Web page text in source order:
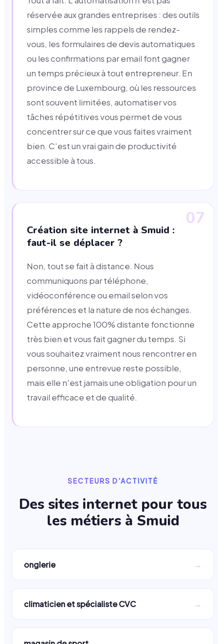
réservée aux grandes entreprises : des outils
simples comme les rappels de rendez-
vous, les formulaires de devis automatiques
ou les confirmations par email font gagner
un temps précieux à tout entrepreneur. En
province de Luxembourg, où les ressources
sont souvent limitées, automatiser vos
tâches répétitives vous permet de vous
concentrer sur ce que vous faites vraiment
bien. C'est un vrai gain de productivité
accessible à tous.
07
Création site internet à Smuid :
faut-il se déplacer ?
Non, tout se fait à distance. Nous
communiquons par téléphone,
vidéoconférence ou email selon vos
préférences et la nature de nos échanges.
Cette approche 100% distante fonctionne
très bien et vous fait gagner du temps. Si
vous souhaitez vraiment nous rencontrer en
personne, une entrevue reste possible,
mais elle n'est jamais une obligation pour un
travail efficace et de qualité.
SECTEURS D'ACTIVITÉ
Des sites internet pour tous
les métiers à Smuid
onglerie →
climaticien et spécialiste CVC →